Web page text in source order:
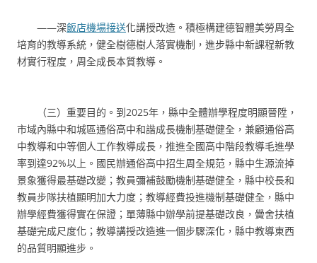
——深飯店機場接送化講授改造。積極構建德智體美勞周全
培育的教導系統，健全樹德樹人落實機制，進步縣中新課程新教
材實行程度，周全成長本質教導。
（三）重要目的。到2025年，縣中全體辦學程度明顯晉陞，
市域內縣中和城區通俗高中和諧成長機制基礎健全，兼顧通俗高
中教導和中等個人工作教導成長，推進全國高中階段教導毛進學
率到達92%以上。國民辦通俗高中招生周全規范，縣中生源流掉
景象獲得最基礎改變；教員彌補鼓勵機制基礎健全，縣中校長和
教員步隊扶植顯明加大力度；教導經費投進機制基礎健全，縣中
辦學經費獲得實在保證；單薄縣中辦學前提基礎改良，黌舍扶植
基礎完成尺度化；教導講授改造進一個步驟深化，縣中教導東西
的品質明顯進步。